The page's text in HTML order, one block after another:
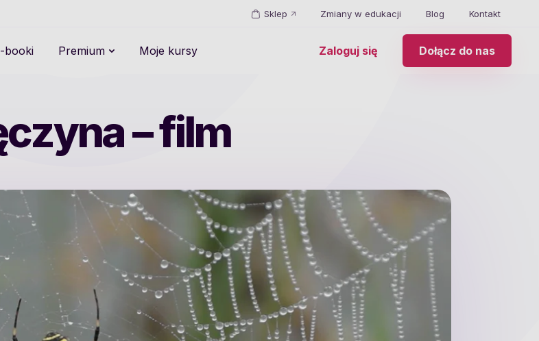
Sklep Zmiany w edukacji Blog Kontakt
booki Premium Moje kursy Zaloguj się Dołącz do nas
– film